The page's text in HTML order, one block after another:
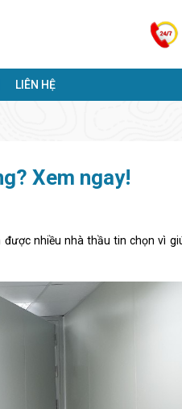
LIÊN HỆ
Xem ngay!
nhiều nhà thầu tin chọn vì